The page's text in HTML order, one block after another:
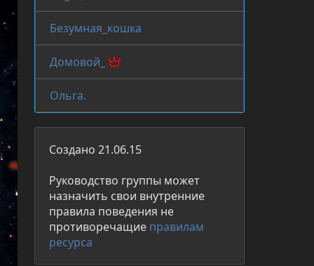
Безумная_кошка
Домовой_
Ольга.
Создано 21.06.15
Руководство группы может
назначить свои внутренние
правила поведения не
противоречащие правилам
ресурса